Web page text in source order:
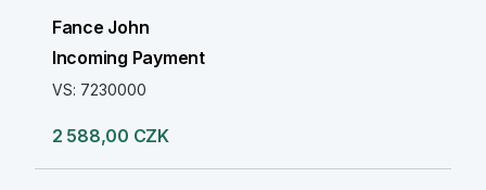
Fance John
Incoming Payment
VS: 7230000
2 588,00 CZK